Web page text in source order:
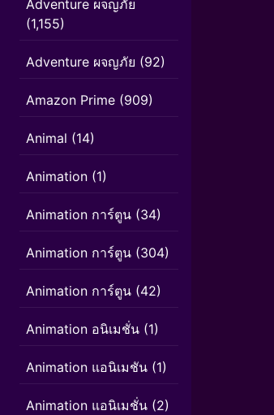
Adventure ผจญภัย
(1,155)
Adventure ผจญภัย (92)
Amazon Prime (909)
Animal (14)
Animation (1)
Animation การ์ตูน (34)
Animation การ์ตูน (304)
Animation การ์ตูน (42)
Animation อนิเมชั่น (1)
Animation แอนิเมชัน (1)
Animation แอนิเมชั่น (2)